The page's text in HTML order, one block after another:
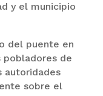
y el municipio
del puente en
pobladores de
autoridades
sobre el